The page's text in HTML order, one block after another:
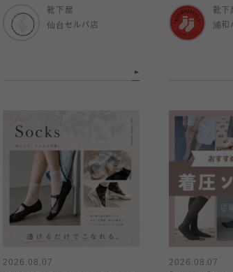
靴下屋
仙台セルバ店
靴下
浦和
2026.08.07
2026.08.07